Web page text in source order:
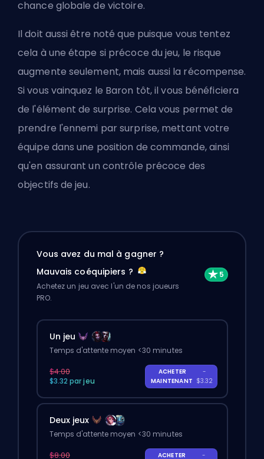
chance globale de victoire.
Il doit aussi être noté que puisque vous tentez
cela à une étape si précoce du jeu, le risque
augmente seulement, mais aussi la récompense.
Si vous vainquez le Baron tôt, il vous bénéficiera
de l'élément de surprise. Cela vous permet de
prendre l'ennemi par surprise, mettant votre
équipe dans une position de commande, ainsi
qu'en assurant un contrôle précoce des
objectifs de jeu.
Vous avez du mal à gagner ?
Mauvais coéquipiers ?
Achetez un jeu avec l'un de nos joueurs
PRO.
Un jeu
Temps d'attente moyen <30 minutes
$4.00
$3.32 par jeu
ACHETER
MAINTENANT
-
$3.32
Deux jeux
Temps d'attente moyen <30 minutes
$8.00
ACHETER
-